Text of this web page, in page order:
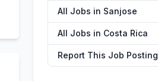
All Jobs in Sanjose
All Jobs in Costa Rica
Report This Job Posting